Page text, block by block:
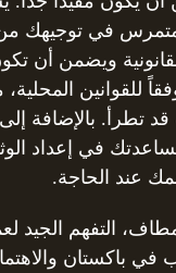
في توجيهك
ويضمن أن
للقوانين
قد تطرأ. بالإضافة
في إعداد
عند الحاجة.
التفهم الجيد
في باكستان